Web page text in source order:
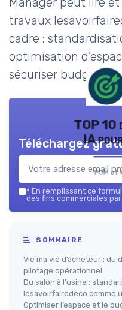
travaux
cadre :
optimisation
sécuriser budget,
TOP 10
IA
POM at
Téléchargez
* En remplissant ce
des fins commerciales par
SOMMAIRE
Vie ma vie d’acheteur :
pilotage opérationnel
Du salon à l’usine :
lesavoirfairedeco comme
Optimiser l’espace et le